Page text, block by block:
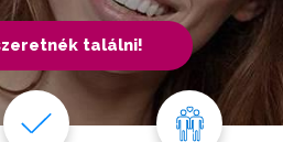
találni!